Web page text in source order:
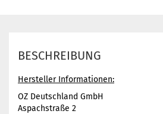
BESCHREIBUNG
Hersteller Informationen:
OZ Deutschland GmbH
Aspachstraße 2